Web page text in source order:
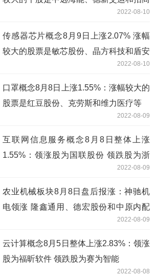
2022-08-10
传感器芯片概念8月9日上涨2.07% 涨幅
较大的股票是敏芯股份、晶方科技和盾安
2022-08-10
口罩概念8月8日上涨1.55%：涨幅较大的
股票是红豆股份、克劳斯和维力医疗等
2022-08-09
互联网信息服务概念8月8日整体上涨
1.55%：领涨股为国联股份 领跌股为浙
2022-08-09
农业机械板块8月8日盘后报涨：神驰机
电领涨 隆鑫通用、德宏股份和中原内配
2022-08-09
云计算概念8月5日整体上涨2.83%：领涨
股为福昕软件 领跌股为赛为智能
2022-08-08